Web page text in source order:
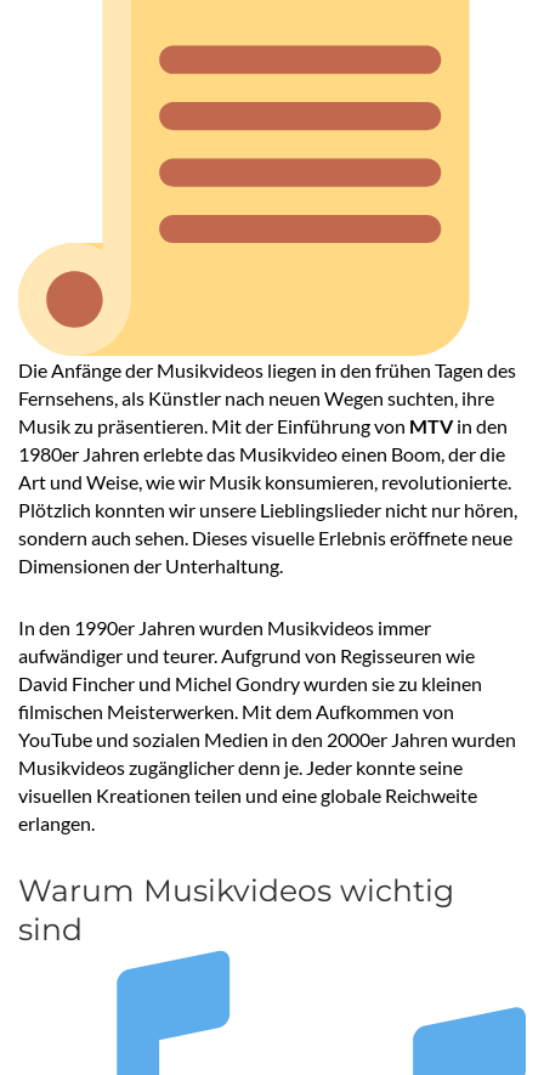
Die Anfänge der Musikvideos liegen in den frühen Tagen des
Fernsehens, als Künstler nach neuen Wegen suchten, ihre
Musik zu präsentieren. Mit der Einführung von MTVin den
1980er Jahren erlebte das Musikvideo einen Boom, der die
Art und Weise, wie wir Musik konsumieren, revolutionierte.
Plötzlich konnten wir unsere Lieblingslieder nicht nur hören,
sondern auch sehen. Dieses visuelle Erlebnis eröffnete neue
Dimensionen der Unterhaltung.
In den 1990er Jahren wurden Musikvideos immer
aufwändiger und teurer. Aufgrund von Regisseuren wie
David Fincher und Michel Gondry wurden sie zu kleinen
filmischen Meisterwerken. Mit dem Aufkommen von
YouTube und sozialen Medien in den 2000er Jahren wurden
Musikvideos zugänglicher denn je. Jeder konnte seine
visuellen Kreationen teilen und eine globale Reichweite
erlangen.
Warum Musikvideos wichtig
sind